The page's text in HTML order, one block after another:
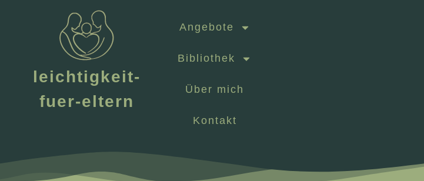
leichtigkeit-
fuer-eltern
Angebote
Bibliothek
Über mich
Kontakt